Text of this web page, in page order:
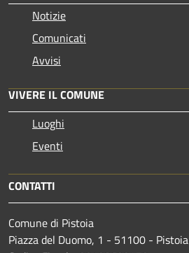
Notizie
Comunicati
Avvisi
VIVERE IL COMUNE
Luoghi
Eventi
CONTATTI
Comune di Pistoia
Piazza del Duomo, 1 - 51100 - Pistoia